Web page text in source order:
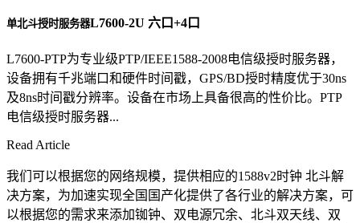
单北斗授时服务器L7600-2U 六口+4口
L7600-PTP为专业级PTP/IEEE1588-2008电信级授时服务器，
设备拥有千兆端口和硬件时间戳，GPS/BD授时精度优于30ns
及8ns时间戳分辨率。设备在市场上具备很高的性价比。PTP
电信级授时服务器...
Read Article
我们可以根据您的网络规模，提供相应的1588v2时钟 北斗解
决方案，为加速实现全国国产化提供了各行业的解决方案，可
以根据您的需求来添加铷钟、双电源冗余、北斗双天线、双